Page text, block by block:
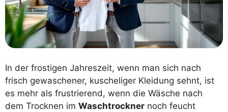
In der frostigen Jahreszeit, wenn man sich nach
frisch gewaschener, kuscheliger Kleidung sehnt, ist
es mehr als frustrierend, wenn die Wäsche nach
dem Trocknen im Waschtrockner noch feucht